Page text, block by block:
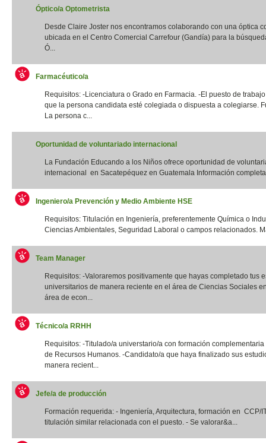
Óptico/a Optometrista
Desde Claire Joster nos encontramos colaborando con una óptica
ubicada en el Centro Comercial Carrefour (Gandía) para la
Ó...
Farmacéutico/a
Requisitos: -Licenciatura o Grado en Farmacia. -El puesto de
que la persona candidata esté colegiada o dispuesta a colegiarse.
La persona c...
Oportunidad de voluntariado internacional
La Fundación Educando a los Niños ofrece oportunidad de
internacional en Sacatepéquez en Guatemala Información
Ingeniero/a Prevención y Medio Ambiente HSE
Requisitos: Titulación en Ingeniería, preferentemente Química o
Ciencias Ambientales, Seguridad Laboral o campos relacionados.
Team Manager
Requisitos: -Valoraremos positivamente que hayas completado tus
universitarios de manera reciente en el área de Ciencias Sociales
área de econ...
Técnico/a RRHH
Requisitos: -Titulado/a universtario/a con formación
de Recursos Humanos. -Candidato/a que haya finalizado sus
manera recient...
Jefe/a de producción
Formación requerida: - Ingeniería, Arquitectura, formación en CCP/
titulación similar relacionada con el puesto. - Se valorar&a...